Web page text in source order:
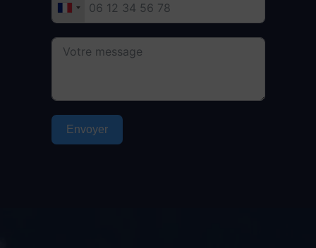
Envoyer